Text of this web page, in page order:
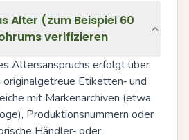
Alter (zum Beispiel 60
verifizieren
Altersanspruchs erfolgt über
Etiketten‑ und
mit Markenarchiven (etwa
Produktionsnummern oder
Händler‑ oder